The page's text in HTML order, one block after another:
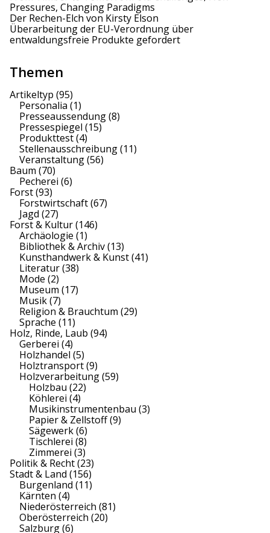
Pressures, Changing Paradigms
Der Rechen-Elch von Kirsty Elson
Überarbeitung der EU-Verordnung über
entwaldungsfreie Produkte gefordert
Themen
Artikeltyp (95)
Personalia (1)
Presseaussendung(8)
Pressespiegel (15)
Produkttest(4)
Stellenausschreibung(11)
Veranstaltung(56)
Baum (70)
Pecherei (6)
Forst(93)
Forstwirtschaft(67)
Jagd (27)
Forst & Kultur(146)
Archäologie (1)
Bibliothek & Archiv(13)
Kunsthandwerk & Kunst(41)
Literatur(38)
Mode (2)
Museum (17)
Musik(7)
Religion & Brauchtum (29)
Sprache (11)
Holz, Rinde, Laub (94)
Gerberei (4)
Holzhandel (5)
Holztransport(9)
Holzverarbeitung(59)
Holzbau (22)
Köhlerei (4)
Musikinstrumentenbau (3)
Papier & Zellstoff(9)
Sägewerk(6)
Tischlerei (8)
Zimmerei (3)
Politik & Recht(23)
Stadt & Land (156)
Burgenland (11)
Kärnten (4)
Niederösterreich (81)
Oberösterreich (20)
Salzburg(6)